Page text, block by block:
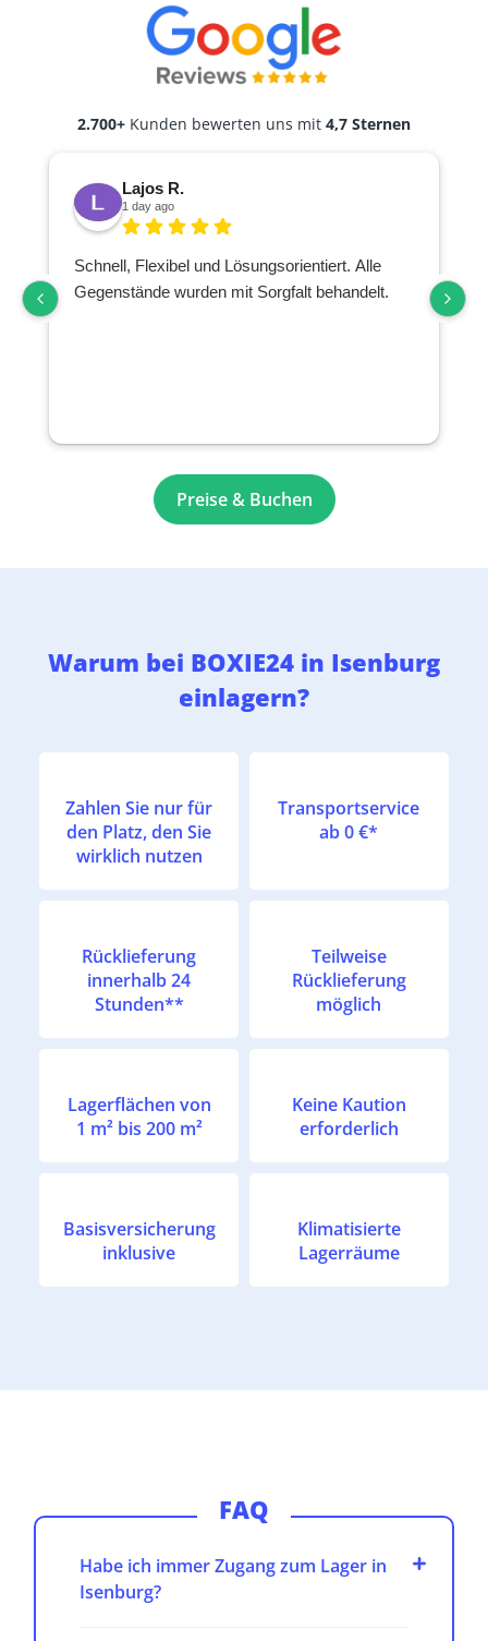
2.700+ Kunden bewerten uns mit 4,7 Sternen
Lajos R.
1 day ago
Schnell, Flexibel und Lösungsorientiert. Alle
Gegenstände wurden mit Sorgfalt behandelt.
Preise & Buchen
Warum bei BOXIE24 in Isenburg
einlagern?
Zahlen Sie nur für
den Platz, den Sie
wirklich nutzen
Transportservice
ab 0 €*
Rücklieferung
innerhalb 24
Stunden**
Teilweise
Rücklieferung
möglich
Lagerflächen von
1 m² bis 200 m²
Keine Kaution
erforderlich
Basisversicherung
inklusive
Klimatisierte
Lagerräume
FAQ
Habe ich immer Zugang zum Lager in
Isenburg?